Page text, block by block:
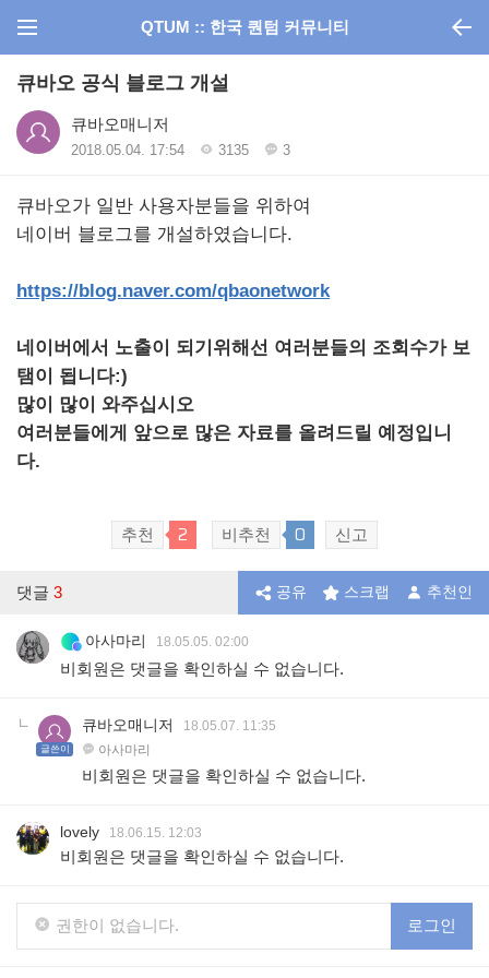
QTUM :: 한국 퀀텀 커뮤니티
큐바오 공식 블로그 개설
큐바오매니저
2018.05.04. 17:54 3135 3
큐바오가 일반 사용자분들을 위하여
네이버 블로그를 개설하였습니다.
https://blog.naver.com/qbaonetwork
네이버에서 노출이 되기위해선 여러분들의 조회수가 보
탬이 됩니다:)
많이 많이 와주십시오
여러분들에게 앞으로 많은 자료를 올려드릴 예정입니
다.
추천 2 비추천 0 신고
댓글 3 공유 스크랩 추천인
아사마리 18.05.05. 02:00
비회원은 댓글을 확인하실 수 없습니다.
글쓴이
큐바오매니저
18.05.07. 11:35
아사마리
비회원은 댓글을 확인하실 수 없습니다.
lovely 18.06.15. 12:03
비회원은 댓글을 확인하실 수 없습니다.
권한이 없습니다. 로그인